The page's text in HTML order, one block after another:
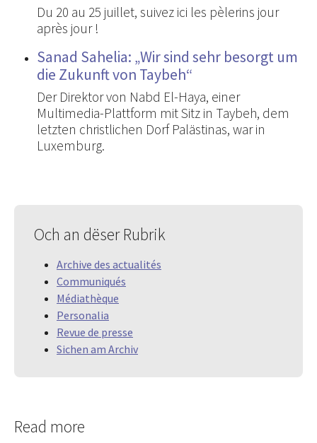
Du 20 au 25 juillet, suivez ici les pèlerins jour
après jour !
Sanad Sahelia: „Wir sind sehr besorgt um
die Zukunft von Taybeh“
Der Direktor von Nabd El-Haya, einer
Multimedia-Plattform mit Sitz in Taybeh, dem
letzten christlichen Dorf Palästinas, war in
Luxemburg.
Och an dëser Rubrik
Archive des actualités
Communiqués
Médiathèque
Personalia
Revue de presse
Sichen am Archiv
Read more